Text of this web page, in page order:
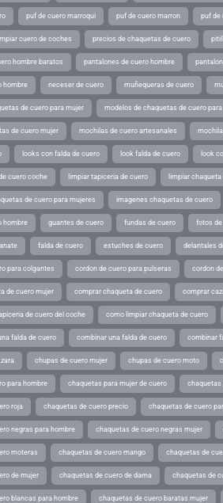
puf de cuero marroqui puf de cuero marron puf de
cuero de coches precios de chaquetas de cuero
hombre baratos pantalones de cuero hombre
hombre neceser de cuero muñequeras de cuero
de cuero para mujer modelos de chaquetas de cuero
de cuero mujer mochilas de cuero artesanales
looks con falda de cuero look falda de cuero look
cuero coche limpiar tapiceria de cuero limpiar chaqueta
de cuero para mujeres imagenes chaquetas de cuero
hombre guantes de cuero fundas de cuero fotos
falda de cuero estuches de cuero delantales
para colgantes cordon de cuero para pulseras cordon
de cuero mujer comprar chaqueta de cuero comprar
de cuero del coche como limpiar chaqueta de cuero
falda de cuero combinar una falda de cuero combinar
chupas de cuero mujer chupas de cuero moto
para hombre chaquetas para mujer de cuero chaquetas
roja chaquetas de cuero precio chaquetas de cuero
negras para hombre chaquetas de cuero negras mujer
moteras chaquetas de cuero mango chaquetas de
de mujer chaquetas de cuero de dama chaquetas de
blancas para hombre chaquetas de cuero baratas mujer